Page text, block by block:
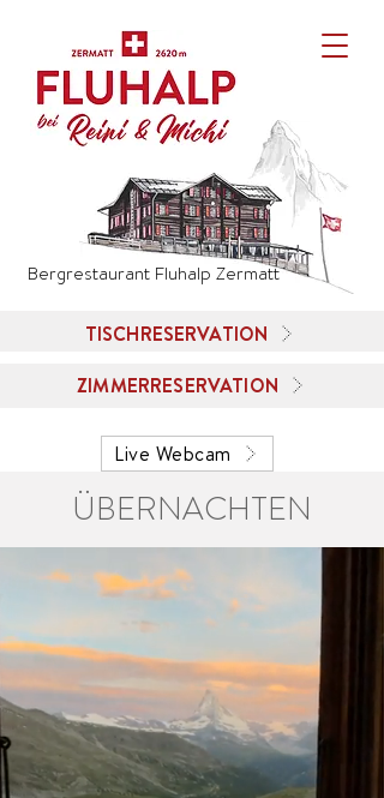
Bergrestaurant Fluhalp Zermatt
TISCHRESERVATION
ZIMMERRESERVATION
Live Webcam
​ÜBERNACHTEN